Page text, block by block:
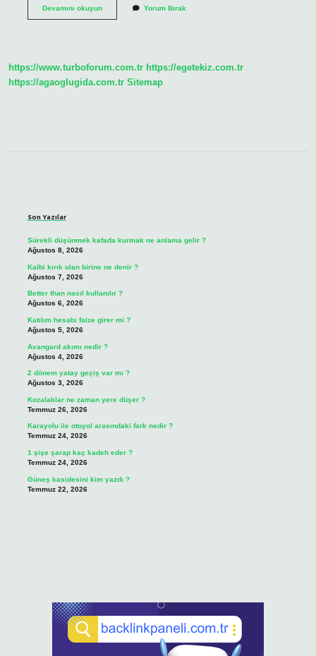
Devamını okuyunAlacagimi
Yorum Bırak
https://www.turboforum.com.tr https://egetekiz.com.tr
https://agaoglugida.com.tr Sitemap
Son Yazılar
Sürekli düşünmek kafada kurmak ne anlama gelir ?
Ağustos 8, 2026
Kalbi kırık olan birine ne denir ?
Ağustos 7, 2026
Better than nasıl kullanılır ?
Ağustos 6, 2026
Katılım hesabı faize girer mi ?
Ağustos 5, 2026
Avangard akımı nedir ?
Ağustos 4, 2026
2 dönem yatay geçiş var mı ?
Ağustos 3, 2026
Kozalaklar ne zaman yere düşer ?
Temmuz 26, 2026
Karayolu ile otoyol arasındaki fark nedir ?
Temmuz 24, 2026
1 şişe şarap kaç kadeh eder ?
Temmuz 24, 2026
Güneş kasidesini kim yazdı ?
Temmuz 22, 2026